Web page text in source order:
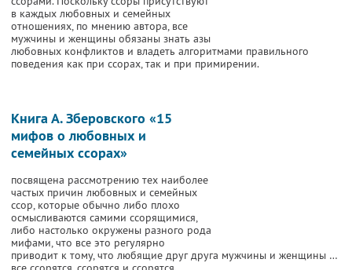
в каждых любовных и семейных
отношениях, по мнению автора, все
мужчины и женщины обязаны знать азы
любовных конфликтов и владеть алгоритмами правильного
поведения как при ссорах, так и при примирении.
Книга А. Зберовского «15
мифов о любовных и
семейных ссорах»
посвящена рассмотрению тех наиболее
частых причин любовных и семейных
ссор, которые обычно либо плохо
осмысливаются самими ссорящимися,
либо настолько окружены разного рода
мифами, что все это регулярно
приводит к тому, что любящие друг друга мужчины и женщины …